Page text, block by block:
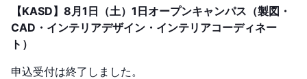
【KASD】8月1日（土）1日オープンキャンパス（製図・
CAD・インテリアデザイン・インテリアコーディネー
ト）
申込受付は終了しました。